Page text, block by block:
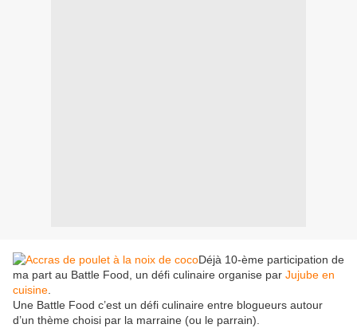
Déjà 10-ème participation de
ma part au Battle Food, un défi culinaire organise par Jujube en
cuisine
Une Battle Food c’est un défi culinaire entre blogueurs autour
d’un thème choisi par la marraine (ou le parrain).